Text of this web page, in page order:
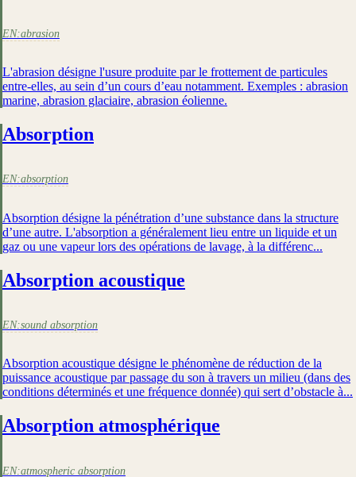
EN:abrasion
L'abrasion désigne l'usure produite par le frottement de particules
entre-elles, au sein d’un cours d’eau notamment. Exemples : abrasion
marine, abrasion glaciaire, abrasion éolienne.
Absorption
EN:absorption
Absorption désigne la pénétration d’une substance dans la structure
d’une autre. L'absorption a généralement lieu entre un liquide et un
gaz ou une vapeur lors des opérations de lavage, à la différenc...
Absorption acoustique
EN:sound absorption
Absorption acoustique désigne le phénomène de réduction de la
puissance acoustique par passage du son à travers un milieu (dans des
conditions déterminés et une fréquence donnée) qui sert d’obstacle à...
Absorption atmosphérique
EN:atmospheric absorption